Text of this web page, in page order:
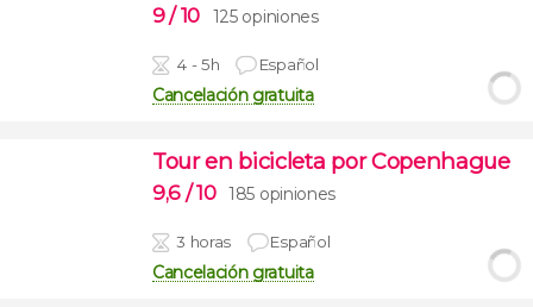
9/ 10 125 opiniones
4 - 5h Español
Cancelación gratuita
Tour en bicicleta por Copenhague
9,6 / 10 185 opiniones
3 horas Español
Cancelación gratuita